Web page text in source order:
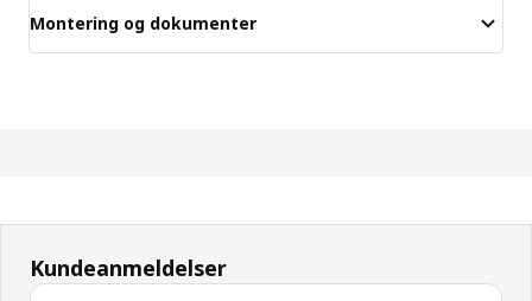
Montering og dokumenter
Kundeanmeldelser